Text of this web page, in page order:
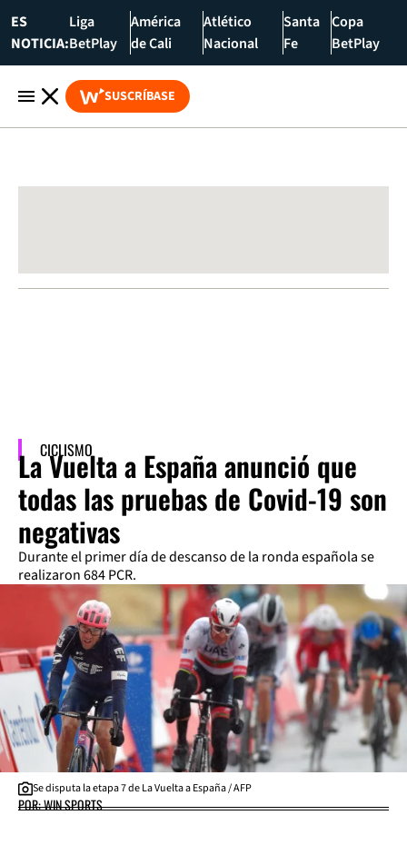
ES
NOTICIA:
Liga
BetPlay
América
de Cali
Atlético
Nacional
Santa
Fe
Copa
BetPlay
SUSCRÍBASE
CICLISMO
La Vuelta a España anunció que
todas las pruebas de Covid-19 son
negativas
Durante el primer día de descanso de la ronda española se
realizaron 684 PCR.
Se disputa la etapa 7 de La Vuelta a España / AFP
POR: WIN SPORTS